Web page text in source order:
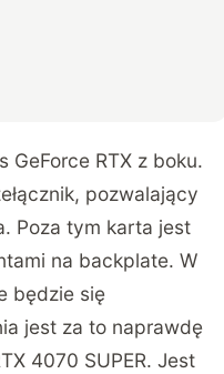
GeForce RTX z boku.
pozwalający
Poza tym karta jest
na backplate. W
będzie się
jest za to naprawdę
4070 SUPER. Jest